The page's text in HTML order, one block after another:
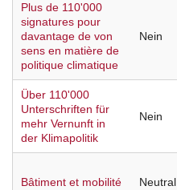
Plus de 110'000
signatures pour
davantage de von
sens en matière de
politique climatique
Nein
Über 110'000
Unterschriften für
mehr Vernunft in
der Klimapolitik
Nein
Bâtiment et mobilité Neutral